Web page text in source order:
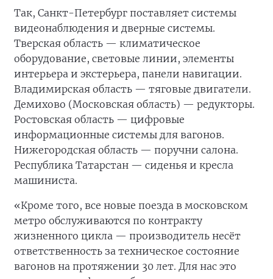
Так, Санкт-Петербург поставляет системы
видеонаблюдения и дверные системы.
Тверская область — климатическое
оборудование, световые линии, элементы
интерьера и экстерьера, панели навигации.
Владимирская область — тяговые двигатели.
Демихово (Московская область) — редукторы.
Ростовская область — цифровые
информационные системы для вагонов.
Нижегородская область — поручни салона.
Республика Татарстан — сиденья и кресла
машиниста.
«Кроме того, все новые поезда в московском
метро обслуживаются по контракту
жизненного цикла — производитель несёт
ответственность за техническое состояние
вагонов на протяжении 30 лет. Для нас это